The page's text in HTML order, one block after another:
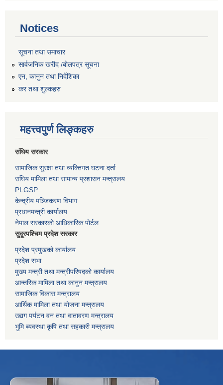
Notices
सूचना तथा समाचार
सार्वजनिक खरीद /बोलपत्र सूचना
एन, कानुन तथा निर्देशिका
कर तथा शुल्कहरु
महत्त्वपुर्ण लिङ्कहरु
संघिय सरकार
सामाजिक सुरक्षा तथा व्यक्तिगत घटना दर्ता
संघिय मामिला तथा सामान्य प्रशासन मन्त्रालय
PLGSP
केन्द्रीय पञ्जिकरण विभाग
प्रधानमन्त्री कार्यालय
नेपाल सरकारको आधिकारिक पोर्टल
सुदूरपश्चिम प्रदेश सरकार
प्रदेश प्रमुखको कार्यालय
प्रदेश सभा
मुख्य मन्त्री तथा मन्त्रीपरिषदको कार्यालय
आन्तरिक मामिला तथा कानुन मन्त्रालय
सामाजिक विकास मन्त्रालय
आर्थिक मामिला तथा योजना मन्त्रालय
उद्यग पर्यटन वन तथा वातावरण मन्त्रालय
भुमि ब्यवस्था कृषि तथा सहकारी मन्त्रालय